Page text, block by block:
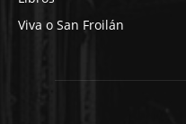
Viva o San Froilán